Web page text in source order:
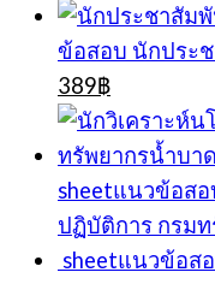
ข้อสอบ นักประ
Original
price
was:
399฿.
389฿Current
price
is:
389฿.
sheetแนวข้อส
ปฏิบัติการ กรม
sheetแนวข้อส